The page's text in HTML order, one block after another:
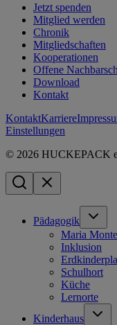
Jetzt spenden
Mitglied werden
Chronik
Mitgliedschaften
Kooperationen
Offene
Download
Kontakt
KontaktKarriere
Einstellungen
© 2026 HUCKEPACK
Pädagogik
Maria
Inklusion
Schulhort
Küche
Lernorte
Kinderhaus